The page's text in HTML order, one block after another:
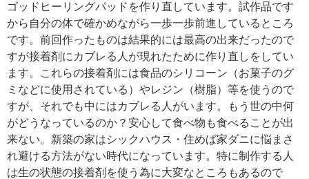
ゴッドヒーリングパッドを作り直しています。試作品です
から自分の体で確かめながら一歩一歩前進しているところ
です。前回作ったものは結果的には最高の出来だったので
すが接着剤にカブレる人が現れたために作り直しをしてい
ます。これらの接着剤には食品のシリコーン（お菓子のグ
ミなどに使用されている）やレジン（樹脂）等を使うので
すが、それでも中にはカブレる人がいます。もう世の中何
がどうなっているのか？安心して食べ物も食べることが出
来ない。新築の家はシックハウス・住めば家ダニに悩まさ
れ避ける方法がない時代になっています。特に制作する人
は生の状態の接着剤を使う為に大変なところもあるので